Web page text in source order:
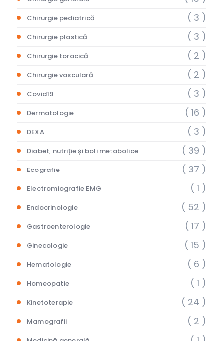
Chirurgie pediatrică ( 3 )
Chirurgie plastică ( 3 )
Chirurgie toracică ( 2 )
Chirurgie vasculară ( 2 )
Covid19 ( 3 )
Dermatologie ( 16 )
DEXA ( 3 )
Diabet, nutriție și boli metabolice ( 39 )
Ecografie ( 37 )
Electromiografie EMG ( 1 )
Endocrinologie ( 52 )
Gastroenterologie ( 17 )
Ginecologie ( 15 )
Hematologie ( 6 )
Homeopatie ( 1 )
Kinetoterapie ( 24 )
Mamografii ( 2 )